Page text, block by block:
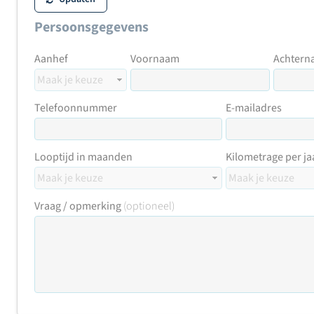
Persoonsgegevens
Aanhef Voornaam
Telefoonnummer E-mailadres
Looptijd in maanden Kilometrage per
Vraag / opmerking(optioneel)